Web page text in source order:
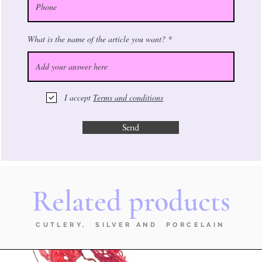
What is the name of the article you want?
I accept Terms and conditions
Send
Related products
CUTLERY, SILVER AND PORCELAIN